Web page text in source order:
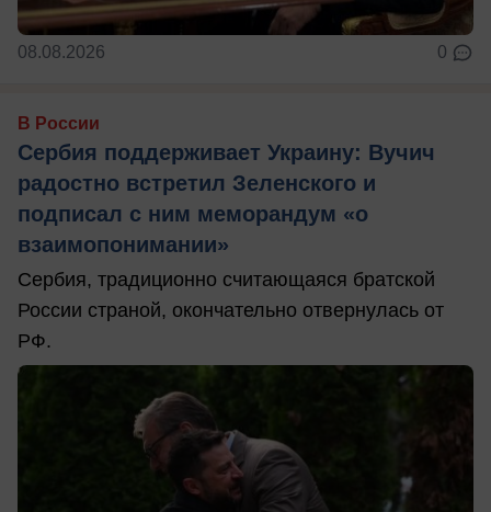
08.08.2026 0
В России
Сербия поддерживает Украину: Вучич
радостно встретил Зеленского и
подписал с ним меморандум «о
взаимопонимании»
Сербия, традиционно считающаяся братской
России страной, окончательно отвернулась от
РФ.